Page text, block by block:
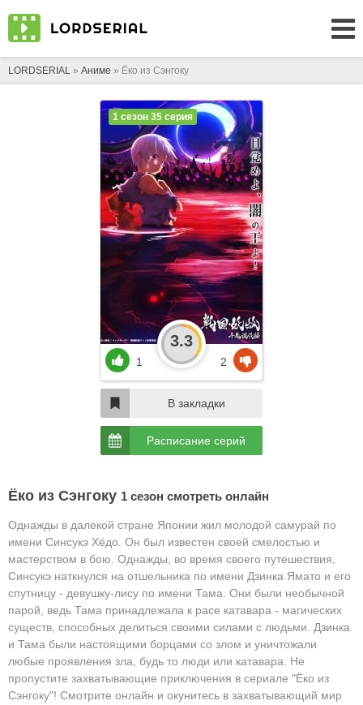
LORDSERIAL » Аниме » Ёко из Сэнгоку
Ёко из Сэнгоку 1 сезон смотреть онлайн
Однажды в далекой стране Японии жил молодой самурай по
имени Синсукэ Хёдо. Он был известен своей смелостью и
мастерством в бою. Однажды, во время своего путешествия,
Синсукэ наткнулся на отшельника по имени Дзинка Ямато и его
спутницу - девушку-лису по имени Тама. Они были необычной
парой, ведь Тама принадлежала к расе катавара - магических
существ, способных делиться своими силами с людьми. Дзинка
и Тама были настоящими борцами со злом и уничтожали
любые проявления зла, будь то люди или катавара. Не
пропустите захватывающие приключения в сериале "Ёко из
Сэнгоку"! Смотрите онлайн и окунитесь в захватывающий мир
1 сезон 35 серия
1
3.3
2
В закладки
Расписание серий